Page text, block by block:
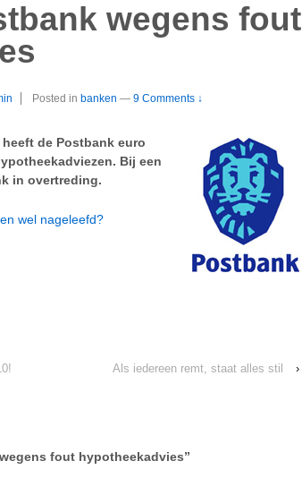
wegens fout
Posted in banken — 9 Comments ↓
de Postbank euro
Bij een
in overtreding.
wel nageleefd?
Als iedereen remt, staat alles stil ›
fout hypotheekadvies”